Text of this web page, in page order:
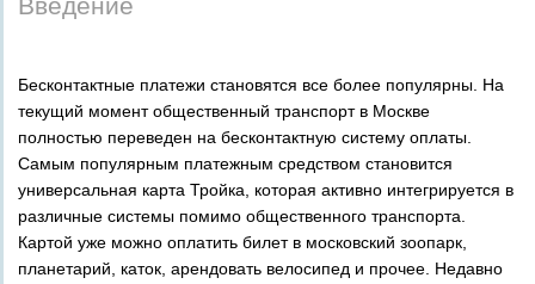
Введение
Бесконтактные платежи становятся все более популярны. На
текущий момент общественный транспорт в Москве
полностью переведен на бесконтактную систему оплаты.
Самым популярным платежным средством становится
универсальная карта Тройка, которая активно интегрируется в
различные системы помимо общественного транспорта.
Картой уже можно оплатить билет в московский зоопарк,
планетарий, каток, арендовать велосипед и прочее. Недавно